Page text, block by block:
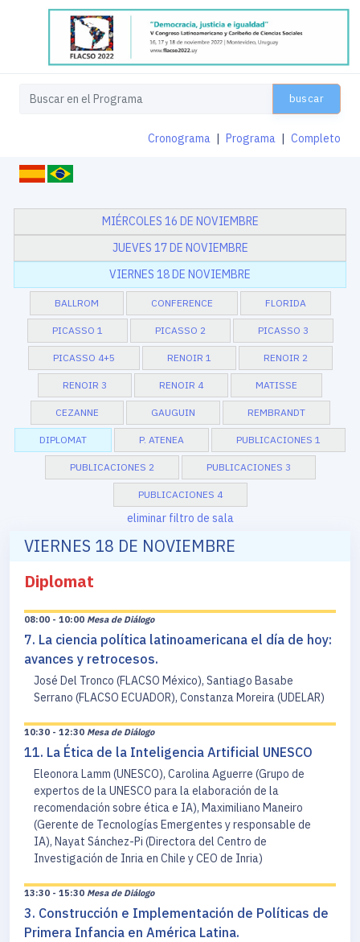
buscar
Cronograma | Programa | Completo
MIÉRCOLES 16 DE NOVIEMBRE
JUEVES 17 DE NOVIEMBRE
VIERNES 18 DE NOVIEMBRE
BALLROM CONFERENCE FLORIDA
PICASSO 1 PICASSO 2 PICASSO 3
PICASSO 4+5 RENOIR 1 RENOIR 2
RENOIR 3 RENOIR 4 MATISSE
CEZANNE GAUGUIN REMBRANDT
DIPLOMAT P. ATENEA PUBLICACIONES 1
PUBLICACIONES 2 PUBLICACIONES 3
PUBLICACIONES 4
eliminar filtro de sala
VIERNES 18 DE NOVIEMBRE
Diplomat
08:00 - 10:00 Mesa de Diálogo
7. La ciencia política latinoamericana el día de hoy:
avances y retrocesos.
José Del Tronco (FLACSO México), Santiago Basabe
Serrano (FLACSO ECUADOR), Constanza Moreira (UDELAR)
10:30 - 12:30 Mesa de Diálogo
11. La Ética de la Inteligencia Artificial UNESCO
Eleonora Lamm (UNESCO), Carolina Aguerre (Grupo de
expertos de la UNESCO para la elaboración de la
recomendación sobre ética e IA), Maximiliano Maneiro
(Gerente de Tecnologías Emergentes y responsable de
IA), Nayat Sánchez-Pi (Directora del Centro de
Investigación de Inria en Chile y CEO de Inria)
13:30 - 15:30 Mesa de Diálogo
3. Construcción e Implementación de Políticas de
Primera Infancia en América Latina.